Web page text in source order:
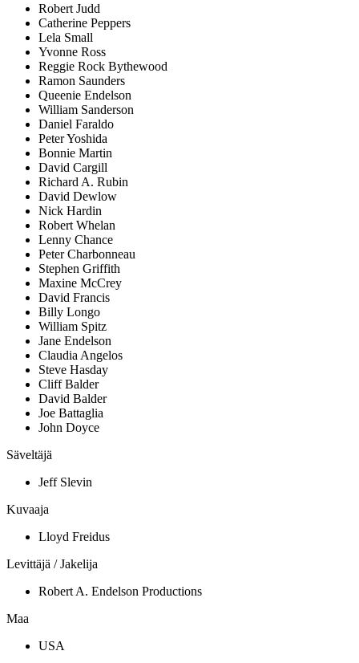
Robert Judd
Catherine Peppers
Lela Small
Yvonne Ross
Reggie Rock Bythewood
Ramon Saunders
Queenie Endelson
William Sanderson
Daniel Faraldo
Peter Yoshida
Bonnie Martin
David Cargill
Richard A. Rubin
David Dewlow
Nick Hardin
Robert Whelan
Lenny Chance
Peter Charbonneau
Stephen Griffith
Maxine McCrey
David Francis
Billy Longo
William Spitz
Jane Endelson
Claudia Angelos
Steve Hasday
Cliff Balder
David Balder
Joe Battaglia
John Doyce
Säveltäjä
Jeff Slevin
Kuvaaja
Lloyd Freidus
Levittäjä / Jakelija
Robert A. Endelson Productions
Maa
USA